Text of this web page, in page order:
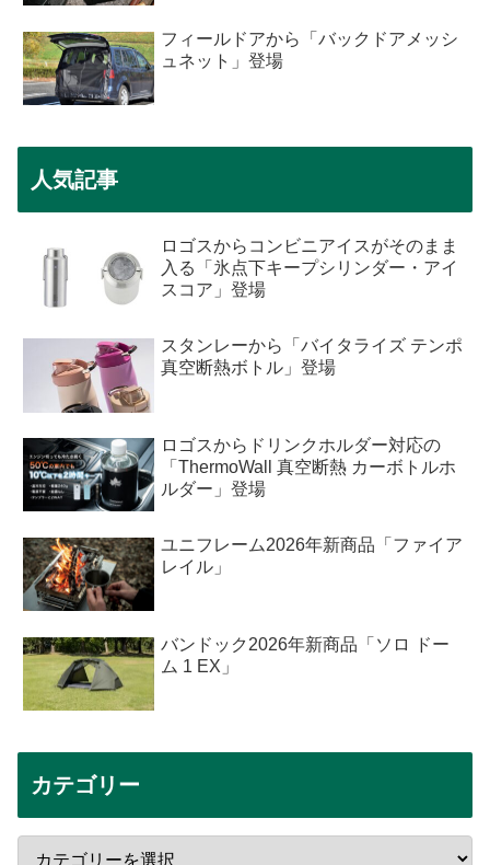
フィールドアから「バックドアメッシ
ュネット」登場
人気記事
ロゴスからコンビニアイスがそのまま
入る「氷点下キープシリンダー・アイ
スコア」登場
スタンレーから「バイタライズ テンポ
真空断熱ボトル」登場
ロゴスからドリンクホルダー対応の
「ThermoWall 真空断熱 カーボトルホ
ルダー」登場
ユニフレーム2026年新商品「ファイア
レイル」
バンドック2026年新商品「ソロ ドー
ム 1 EX」
カテゴリー